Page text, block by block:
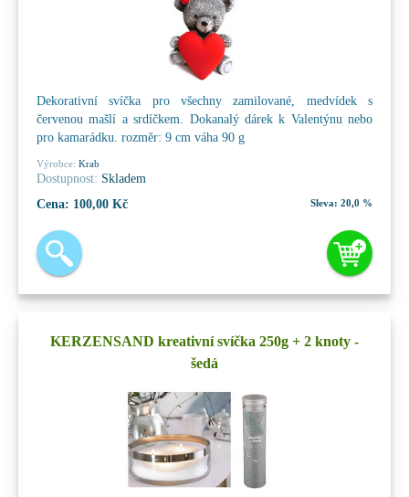
Dekorativní svíčka pro všechny zamilované, medvídek s
červenou mašlí a srdíčkem. Dokanalý dárek k Valentýnu nebo
pro kamarádku. rozměr: 9 cm váha 90 g
Výrobce: Krab
Dostupnost: Skladem
Cena: 100,00 Kč Sleva: 20,0 %
KERZENSAND kreativní svíčka 250g + 2 knoty -
šedá